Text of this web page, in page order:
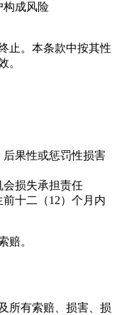
构成风险
止。本条款中按其性
。
果性或惩罚性损害
损失承担责任
十二（12）个月内
赔。
所有索赔、损害、损